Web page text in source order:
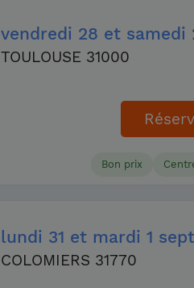
vendredi 28 et samedi
TOULOUSE 31000
Bon prix
lundi 31 et mardi 1
COLOMIERS 31770